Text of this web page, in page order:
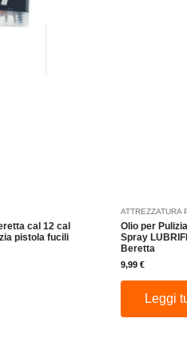
cal 12 cal
pistola fucili
ATTREZZATURA
Olio per
Spray
Beretta
9,99€
Leggi